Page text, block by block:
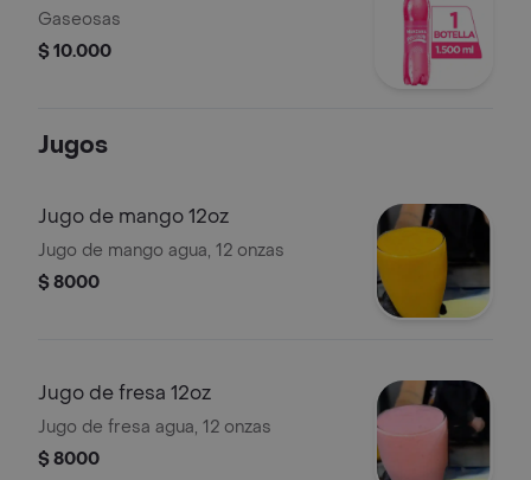
Gaseosas
$ 10.000
Jugos
Jugo de mango 12oz
Jugo de mango agua, 12 onzas
$ 8000
Jugo de fresa 12oz
Jugo de fresa agua, 12 onzas
$ 8000